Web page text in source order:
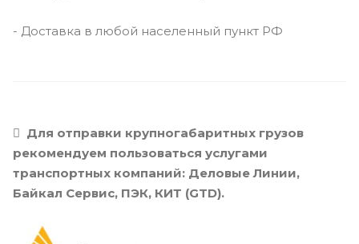
- Доставка в любой населенный пункт РФ
Для отправки крупногабаритных грузов
рекомендуем пользоваться услугами
транспортных компаний: Деловые Линии,
Байкал Сервис, ПЭК, КИТ (GTD).